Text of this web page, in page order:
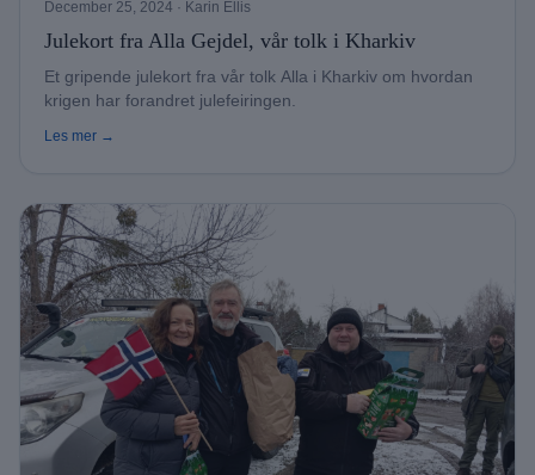
December 25, 2024 · Karin Ellis
Julekort fra Alla Gejdel, vår tolk i Kharkiv
Et gripende julekort fra vår tolk Alla i Kharkiv om hvordan
krigen har forandret julefeiringen.
Les mer →